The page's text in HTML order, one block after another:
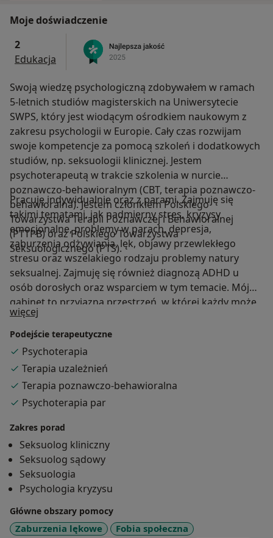
Moje doświadczenie
2
Edukacja
Swoją wiedzę psychologiczną zdobywałem w ramach
5-letnich studiów magisterskich na Uniwersytecie
SWPS, który jest wiodącym ośrodkiem naukowym z
zakresu psychologii w Europie. Cały czas rozwijam
swoje kompetencje za pomocą szkoleń i dodatkowych
studiów, np. seksuologii klinicznej. Jestem
psychoterapeutą w trakcie szkolenia w nurcie
poznawczo-behawioralnym (CBT, terapia poznawczo-
behawioralna). Jestem członkiem Polskiego
Towarzystwa Terapii Poznawczej i Behawioralnej
(PTTPB) oraz Polskiego Towarzystwa
Seksuologicznego (PTS).
Pracuję indywidualnie oraz z parami. Zajmuję się
takimi tematami, jak nadmierny stres, kryzysy
emocjonalne, problemy w parach, depresja,
zaburzenia odżywiania, lęk, objawy przewlekłego
stresu oraz wszelakiego rodzaju problemy natury
seksualnej. Zajmuję się również diagnozą ADHD u
osób dorosłych oraz wsparciem w tym temacie. Mój
gabinet to przyjazna przestrzeń, w której każdy może
poczuć się swobodnie i bezpiecznie, niezależnie od
tego, jakie problemy spotkały Cię w Twoim życiu. Moje
podejście opiera się na szacunku, zrozumieniu i
profesjonalizmie. Zapraszam do mojego gabinetu,
gdzie wspólnie będziemy pracować nad osiągnięciem
Twoich celów i poprawą jakości życia.
więcej
Podejście terapeutyczne
Psychoterapia
Terapia uzależnień
Terapia poznawczo-behawioralna
Psychoterapia par
Zakres porad
Seksuolog kliniczny
Seksuolog sądowy
Seksuologia
Psychologia kryzysu
Główne obszary pomocy
Zaburzenia lękowe
Fobia społeczna